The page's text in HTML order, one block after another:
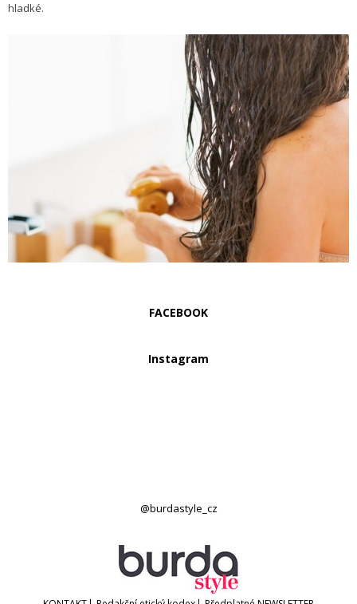
hladké.
FACEBOOK
Instagram
@burdastyle_cz